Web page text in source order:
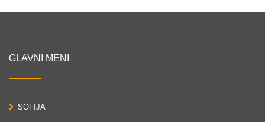
GLAVNI MENI
SOFIJA